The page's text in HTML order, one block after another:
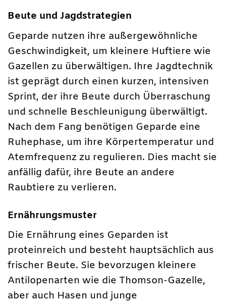
Beute und Jagdstrategien
Geparde nutzen ihre außergewöhnliche
Geschwindigkeit, um kleinere Huftiere wie
Gazellen zu überwältigen. Ihre Jagdtechnik
ist geprägt durch einen kurzen, intensiven
Sprint, der ihre Beute durch Überraschung
und schnelle Beschleunigung überwältigt.
Nach dem Fang benötigen Geparde eine
Ruhephase, um ihre Körpertemperatur und
Atemfrequenz zu regulieren. Dies macht sie
anfällig dafür, ihre Beute an andere
Raubtiere zu verlieren.
Ernährungsmuster
Die Ernährung eines Geparden ist
proteinreich und besteht hauptsächlich aus
frischer Beute. Sie bevorzugen kleinere
Antilopenarten wie die Thomson-Gazelle,
aber auch Hasen und junge